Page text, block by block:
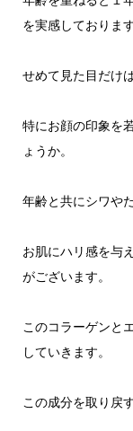
を実感しております
せめて見た目だけ
特にお顔の印象を
ょうか。
年齢と共にシワや
お肌にハリ感を与
がございます。
このコラーゲンと
していきます。
この成分を取り戻